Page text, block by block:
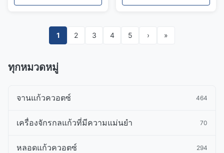
1 2 3 4 5 › »
ทุกหมวดหมู่
จานแก้วควอตซ์ 464
เครื่องจักรกลแก้วที่มีความแม่นยำ 70
หลอดแก้วควอตซ์ 294